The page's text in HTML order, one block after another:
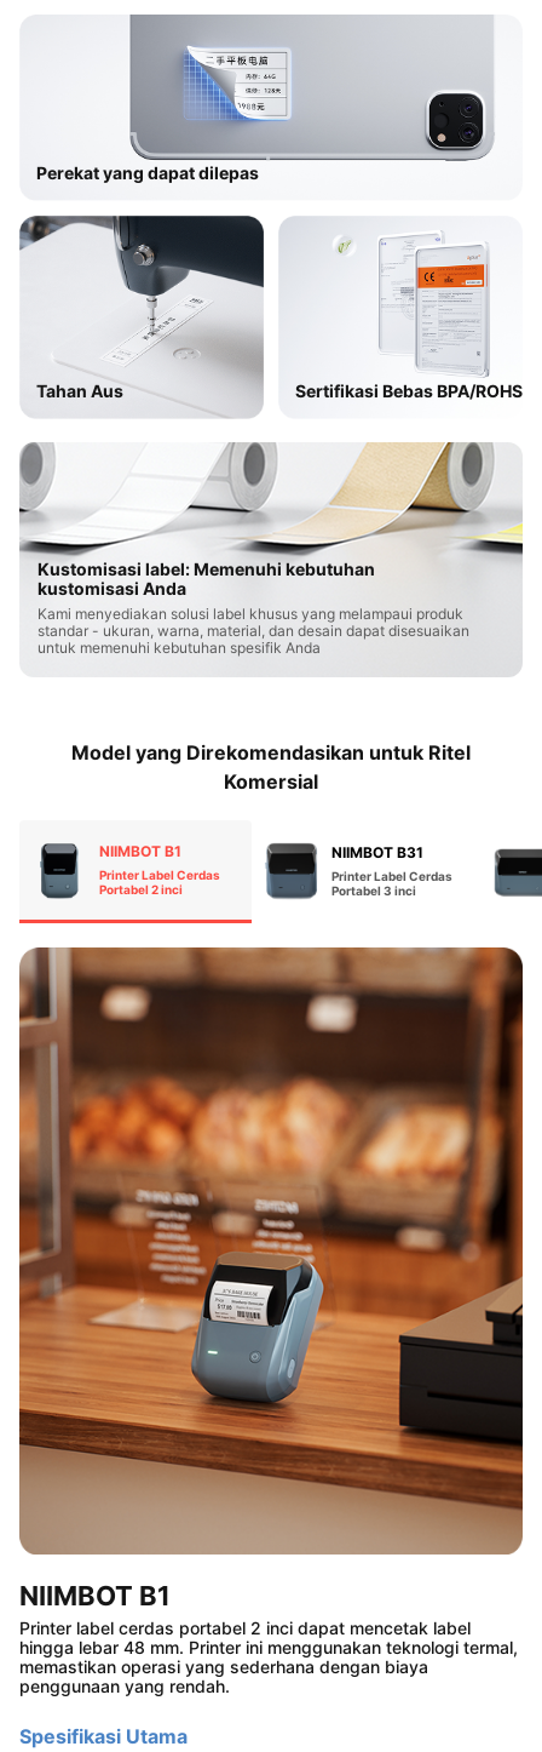
Perekat yang dapat dilepas
Tahan Aus Sertifikasi Bebas BPA/ROHS
Kustomisasi label: Memenuhi kebutuhan
kustomisasi Anda
Kami menyediakan solusi label khusus yang melampaui produk
standar - ukuran, warna, material, dan desain dapat disesuaikan
untuk memenuhi kebutuhan spesifik Anda
Model yang Direkomendasikan untuk Ritel
Komersial
NIIMBOT B1
Printer Label Cerdas
Portabel 2 inci
NIIMBOT B31
Printer Label Cerdas
Portabel 3 inci
NIIMBOT B1
Printer label cerdas portabel 2 inci dapat mencetak label
hingga lebar 48 mm. Printer ini menggunakan teknologi termal,
memastikan operasi yang sederhana dengan biaya
penggunaan yang rendah.
Spesifikasi Utama